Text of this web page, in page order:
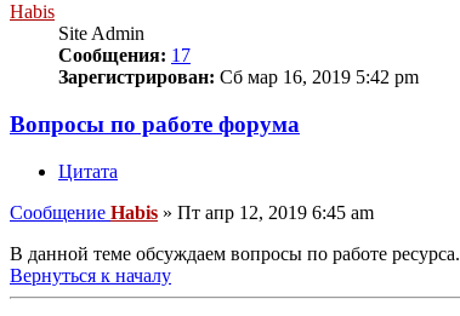
Habis
Site Admin
Сообщения: 17
Зарегистрирован: Сб мар 16, 2019 5:42 pm
Вопросы по работе форума
Цитата
Сообщение Habis » Пт апр 12, 2019 6:45 am
В данной теме обсуждаем вопросы по работе ресурса.
Вернуться к началу